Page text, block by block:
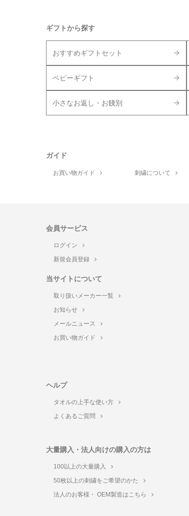
ギフトから探す
おすすめギフトセット
ベビーギフト
小さなお返し・お餞別
ガイド
お買い物ガイド 刺繍について
会員サービス
ログイン
新規会員登録
当サイトについて
取り扱いメーカー一覧
お知らせ
メールニュース
お買い物ガイド
ヘルプ
タオルの上手な使い方
よくあるご質問
大量購入・法人向けの購入の方は
100以上の大量購入
50枚以上の刺繍をご希望のかた
法人のお客様・ OEM製造はこちら